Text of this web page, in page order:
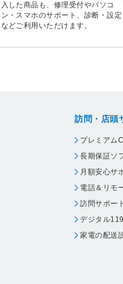
入した商品も、修理受付やパソコ
ン・スマホのサポート、診断・設定
などご利用いただけます。
訪問・店頭
プレミアム
長期保証ソ
月額安心サ
電話＆リモ
訪問サポート
デジタル119
家電の配送